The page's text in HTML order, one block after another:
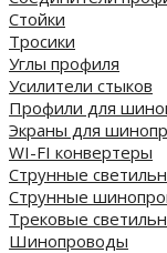
Стойки
Тросики
Углы профиля
Усилители стыков
Профили для
Экраны для
WI-FI конвертеры
Струнные
Струнные
Трековые
Шинопроводы